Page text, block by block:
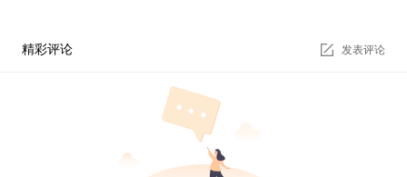
础设施等生产性资产，以推动经济增长。为了让生活更愉
快，消费者还会购买相对「非生产性」的商品，例如平板
电视和高端钱包或运动鞋。
加密经济遵循类似的动态。货币通过发行政策流通，并沿
精彩评论 发表评论